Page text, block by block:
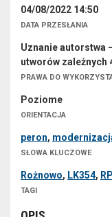
04/08/2022 14:50
DATA PRZESŁANIA
Uznanie autorstwa
utworów zależnych
PRAWA DO
Poziome
ORIENTACJA
peron,
SŁOWA KLUCZOWE
Rożnowo, LK354,
TAGI